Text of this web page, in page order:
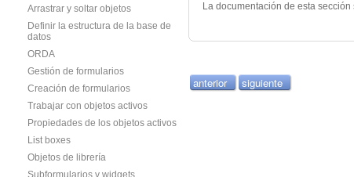
Arrastrar y soltar objetos
Definir la estructura de la base de
datos
ORDA
Gestión de formularios
Creación de formularios
Trabajar con objetos activos
Propiedades de los objetos activos
List boxes
Objetos de librería
Subformularios y widgets
La documentación de esta
anterior siguiente